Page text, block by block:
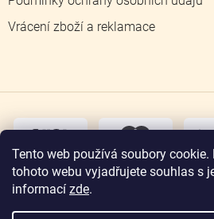
Tento web používá soubory
tohoto webu vyjadřujete souhlas s
informací zde.
Vrácení zboží a reklamace